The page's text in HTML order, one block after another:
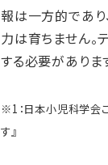
報は一方的であり
力は育ちません。
する必要がありま
※1：日本小児科学会
す』